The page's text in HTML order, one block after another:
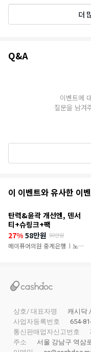
더
Q&A
이벤트에
질문을 남겨
추
이
벤
이 이벤트와 유사한 이
탄력&윤곽 개선엔, 덴서
티+슈링크+팩
27% 58만원 80만원
메이퓨어의원 중계은행사거리점
|
노원
상호/ 대표자명
캐시닥
사업자등록번호
654-
통신판매업자신고번호
주소
서울 강남구 역삼